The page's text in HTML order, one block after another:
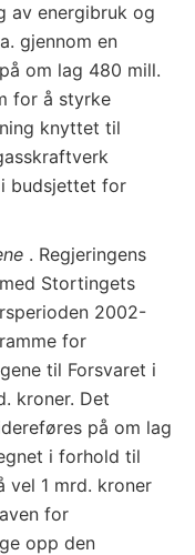
av energibruk og
gjennom en
om lag 480 mill.
for å styrke
knyttet til
budsjettet for
. Regjeringens
Stortingets
2002-
for
til Forsvaret i
kroner. Det
på om lag
i forhold til
vel 1 mrd. kroner
for
opp den